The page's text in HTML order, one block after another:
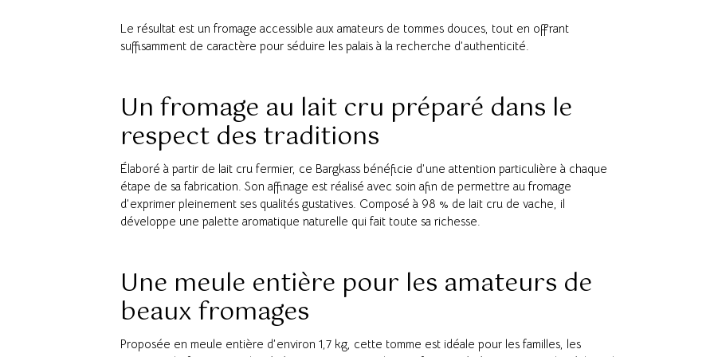
Le résultat est un fromage accessible aux amateurs de tommes douces, tout en offrant
suffisamment de caractère pour séduire les palais à la recherche d’authenticité.
Un fromage au lait cru préparé dans le
respect des traditions
Élaboré à partir de lait cru fermier, ce Bargkass bénéficie d’une attention particulière à chaque
étape de sa fabrication. Son affinage est réalisé avec soin afin de permettre au fromage
d’exprimer pleinement ses qualités gustatives. Composé à 98 % de lait cru de vache, il
développe une palette aromatique naturelle qui fait toute sa richesse.
Une meule entière pour les amateurs de
beaux fromages
Proposée en meule entière d’environ 1,7 kg, cette tomme est idéale pour les familles, les